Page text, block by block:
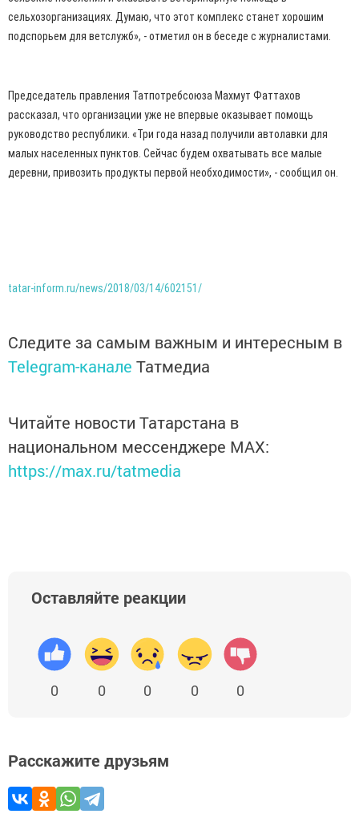
сельхозорганизациях. Думаю, что этот комплекс станет хорошим
подспорьем для ветслужб», - отметил он в беседе с журналистами.
Председатель правления Татпотребсоюза Махмут Фаттахов
рассказал, что организации уже не впервые оказывает помощь
руководство республики. «Три года назад получили автолавки для
малых населенных пунктов. Сейчас будем охватывать все малые
деревни, привозить продукты первой необходимости», - сообщил он.
tatar-inform.ru/news/2018/03/14/602151/
Следите за самым важным и интересным в
Telegram-канале Татмедиа
Читайте новости Татарстана в
национальном мессенджере MАХ:
https://max.ru/tatmedia
Оставляйте реакции
0 0 0 0 0
Расскажите друзьям